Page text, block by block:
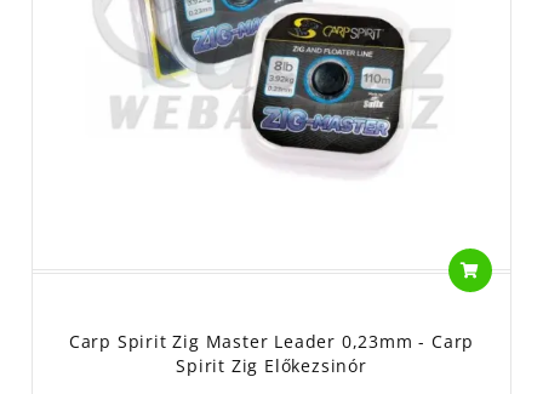
Carp Spirit Zig Master Leader 0,23mm - Carp
Spirit Zig Előkezsinór